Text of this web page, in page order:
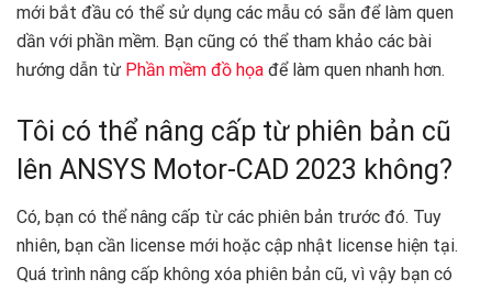
mới bắt đầu có thể sử dụng các mẫu có sẵn để làm quen
dần với phần mềm. Bạn cũng có thể tham khảo các bài
hướng dẫn từ Phần mềm đồ họa để làm quen nhanh hơn.
Tôi có thể nâng cấp từ phiên bản cũ
lên ANSYS Motor-CAD 2023 không?
Có, bạn có thể nâng cấp từ các phiên bản trước đó. Tuy
nhiên, bạn cần license mới hoặc cập nhật license hiện tại.
Quá trình nâng cấp không xóa phiên bản cũ, vì vậy bạn có